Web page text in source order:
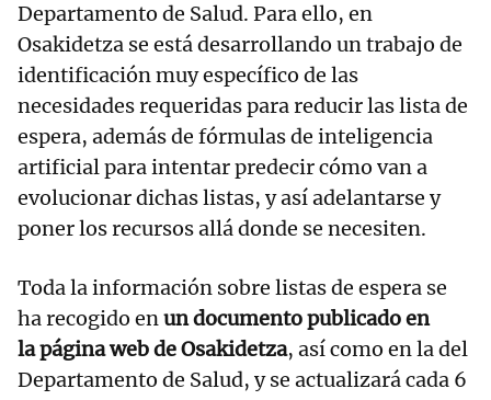
Departamento de Salud. Para ello, en
Osakidetza se está desarrollando un trabajo de
identificación muy específico de las
necesidades requeridas para reducir las lista de
espera, además de fórmulas de inteligencia
artificial para intentar predecir cómo van a
evolucionar dichas listas, y así adelantarse y
poner los recursos allá donde se necesiten.
Toda la información sobre listas de espera se
ha recogido enun documento publicado en
la página web de Osakidetza, así como en la del
Departamento de Salud, y se actualizará cada 6